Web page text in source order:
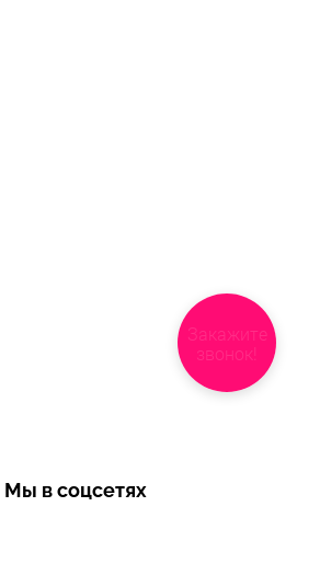
Мы в соцсетях
Закажите
звонок!